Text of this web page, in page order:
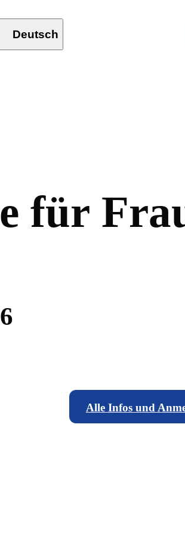
Deutsch
e für Fra
6
Alle Infos und